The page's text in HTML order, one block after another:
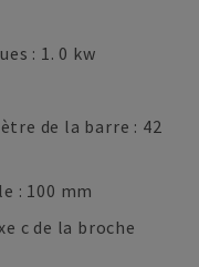
: 1. 0 kw
de la barre : 42
: 100 mm
c de la broche